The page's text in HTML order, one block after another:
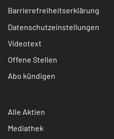
Barrierefreiheitserklärung
Datenschutzeinstellungen
Videotext
Offene Stellen
Abo kündigen
Alle Aktien
Mediathek